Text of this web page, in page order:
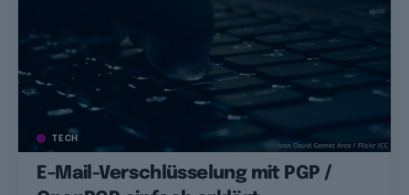
TECH
E-Mail-Verschlüsselung mit PGP /